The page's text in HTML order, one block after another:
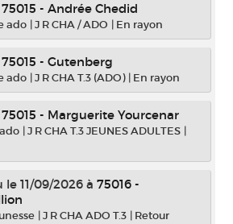
75015 - Andrée Chedid
ado |J R CHA / ADO | En rayon
75015 - Gutenberg
ado |J R CHA T.3 (ADO) | En rayon
75015 - Marguerite Yourcenar
|J R CHA T.3 JEUNES ADULTES |
11/09/2026 à 75016 -
|J R CHA ADO T.3 | Retour